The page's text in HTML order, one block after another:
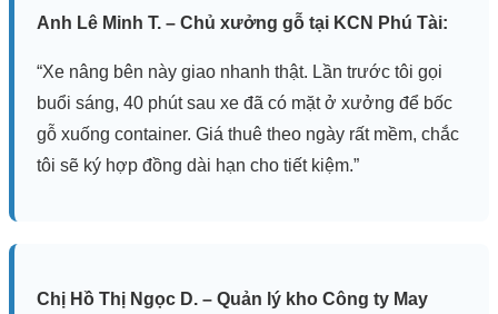
Anh Lê Minh T. – Chủ xưởng gỗ tại KCN Phú Tài:
“Xe nâng bên này giao nhanh thật. Lần trước tôi gọi
buổi sáng, 40 phút sau xe đã có mặt ở xưởng để bốc
gỗ xuống container. Giá thuê theo ngày rất mềm, chắc
tôi sẽ ký hợp đồng dài hạn cho tiết kiệm.”
Chị Hồ Thị Ngọc D. – Quản lý kho Công ty May